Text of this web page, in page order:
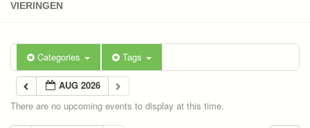
VIERINGEN
Categories Tags
AUG 2026
There are no upcoming events to display at this time.